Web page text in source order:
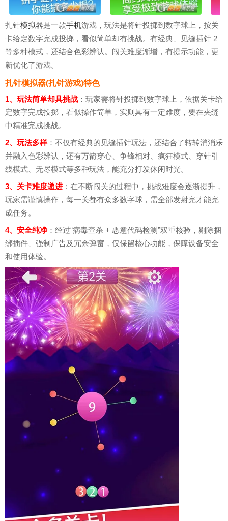
扎针模拟器是一款手机游戏，玩法是将针投掷到数字球上，按关
卡给定数字完成投掷，看似简单却有挑战。有经典、见缝插针 2
等多种模式，还结合色彩辨认。闯关难度渐增，有提示功能，更
新优化了游戏。
扎针模拟器(扎针游戏)特色
1、玩法简单却具挑战 ：玩家需将针投掷到数字球上，依据关卡给
定数字完成投掷，看似操作简单，实则具有一定难度，要在夹缝
中精准完成挑战。
2、玩法多样：不仅有经典的见缝插针玩法，还结合了转转消消乐
并融入色彩辨认，还有万箭穿心、争锋相对、疯狂模式、穿针引
线模式、无尽模式等多种玩法，能充分打发休闲时光。
3、关卡难度递进 ：在不断闯关的过程中，挑战难度会逐渐提升，
玩家需谨慎操作，每一关都有众多数字球，需全部发射完才能完
成任务。
4、安全纯净：经过“病毒查杀 + 恶意代码检测”双重核验，剔除捆
绑插件、强制广告及冗余弹窗，仅保留核心功能，保障设备安全
和使用体验。